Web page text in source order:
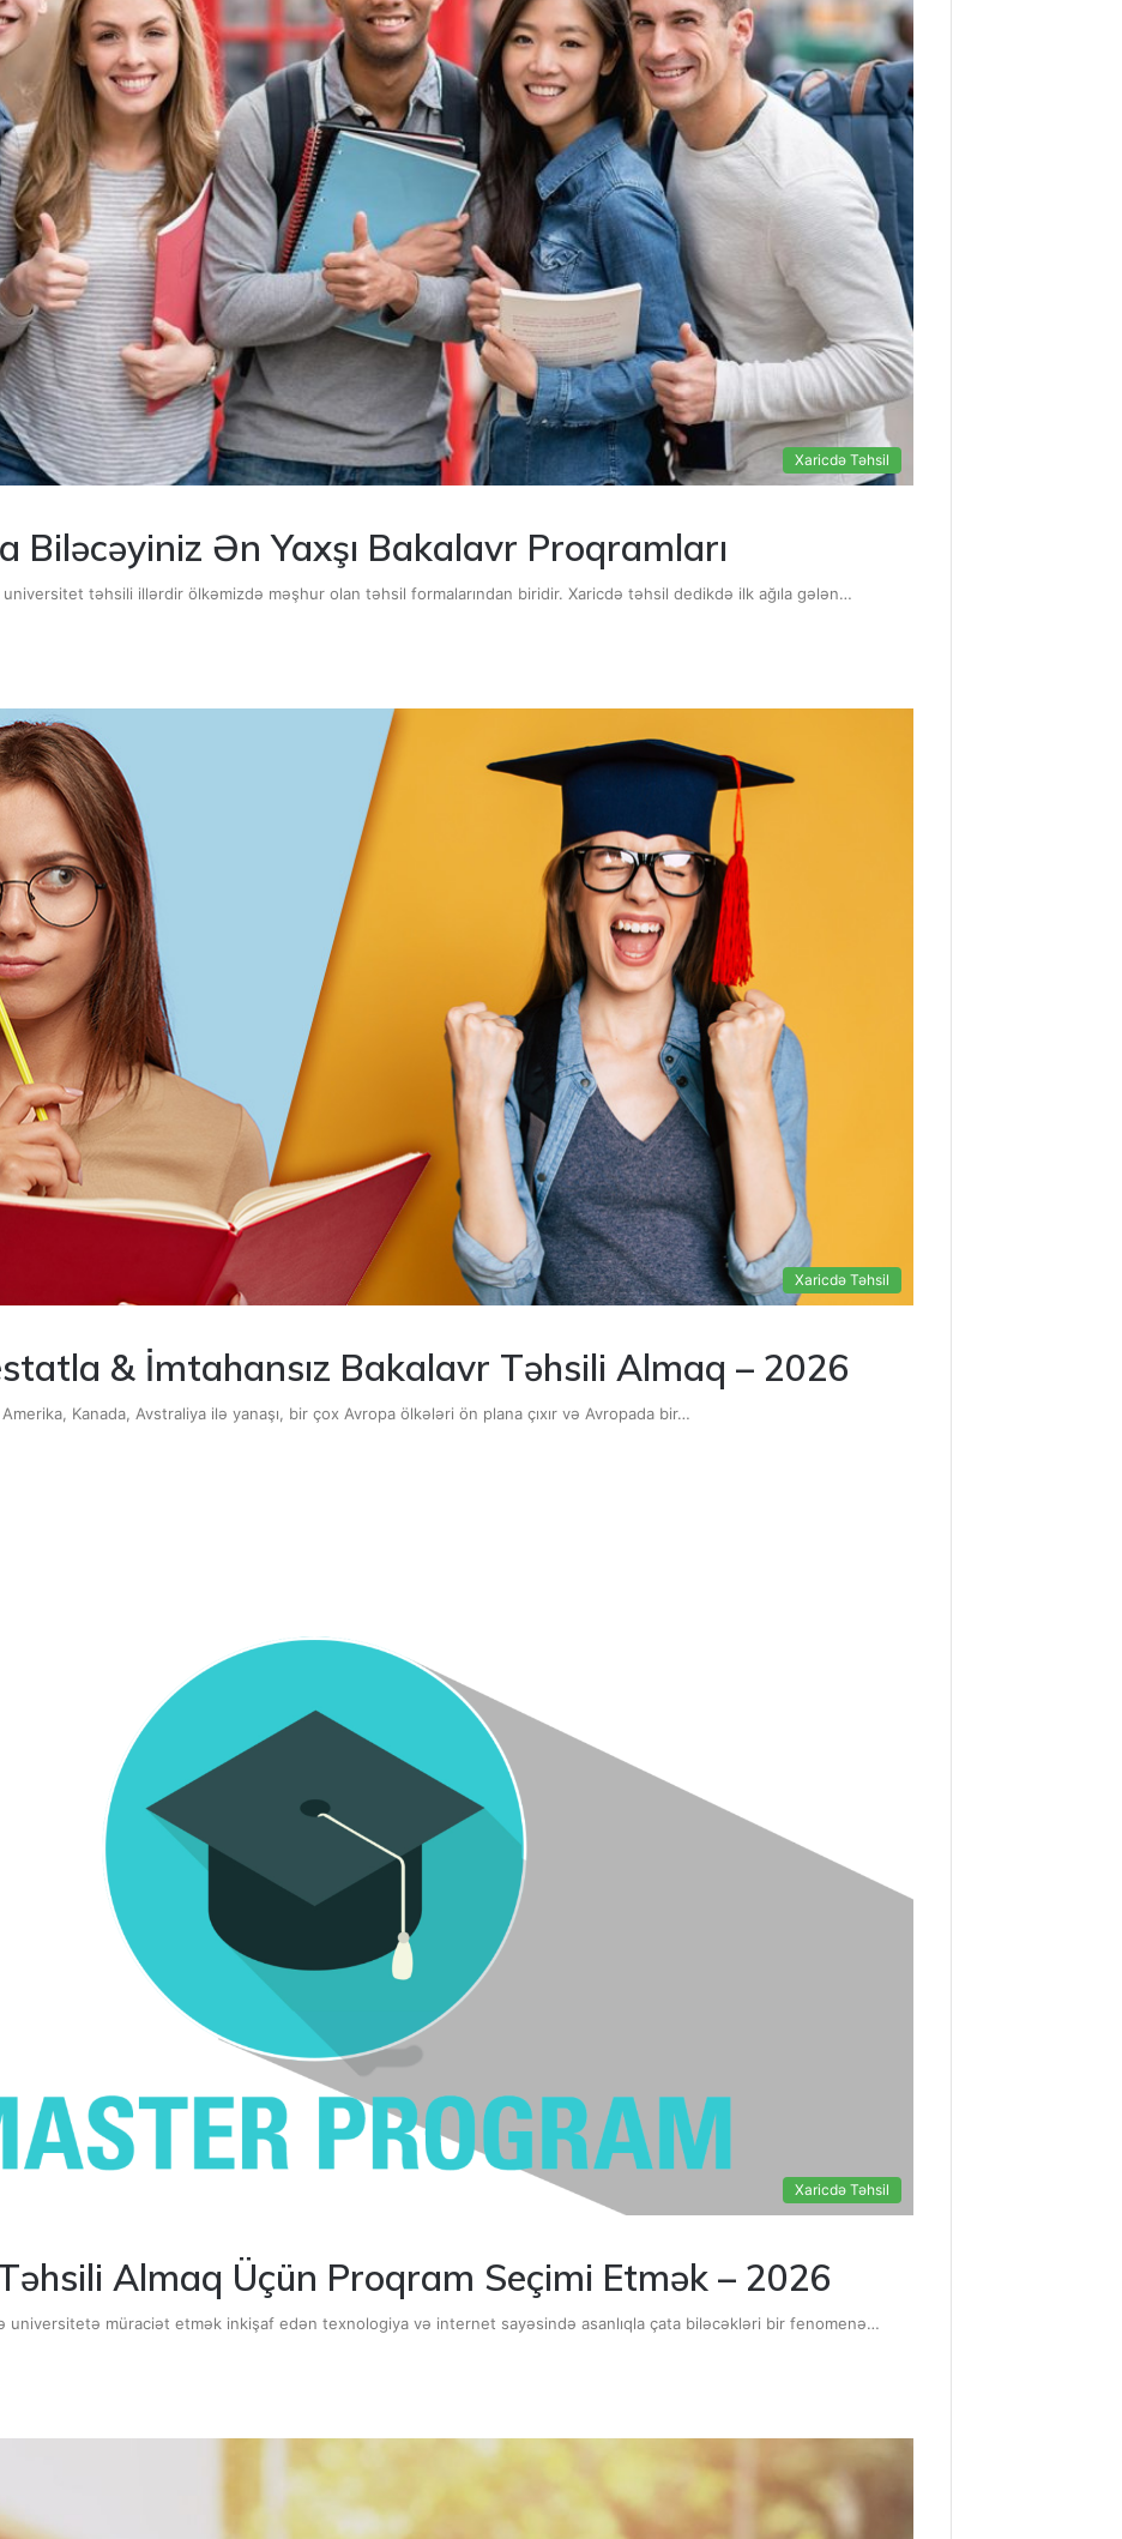
Xaricdə Təhsil
Biləcəyiniz Ən Yaxşı Bakalavr Proqramları
universitet təhsili illərdir ölkəmizdə məşhur olan təhsil formalarından biridir. Xaricdə təhsil dedikdə ilk ağıla gələn…
Xaricdə Təhsil
& İmtahansız Bakalavr Təhsili Almaq – 2026
Kanada, Avstraliya ilə yanaşı, bir çox Avropa ölkələri ön plana çıxır və Avropada bir…
Xaricdə Təhsil
Almaq Üçün Proqram Seçimi Etmək – 2026
universitetə müraciət etmək inkişaf edən texnologiya və internet sayəsində asanlıqla çata biləcəkləri bir fenomenə…